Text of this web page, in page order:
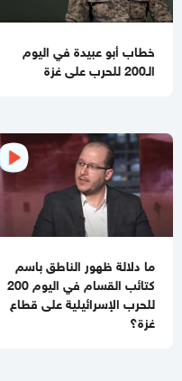
03:48 مساءاً
02:39 مساءاً
11:54 صباحا
منع إدخال المستلزمات
11:32 صباحا
تحذيرات إسرائيلية من نقص
11:07 صباحا
باسم نعيم: حماس لا تزال في
خارطة الطريق
خطاب أبو عبيدة في اليوم
الـ200 للحرب على غزة
ما دلالة ظهور الناطق باسم
كتائب القسام في اليوم 200
للحرب الإسرائيلية على قطاع
غزة؟